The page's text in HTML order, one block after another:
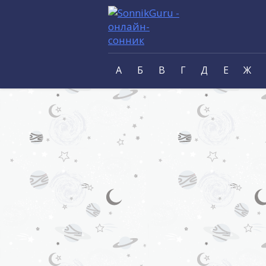
А Б В Г Д Е Ж